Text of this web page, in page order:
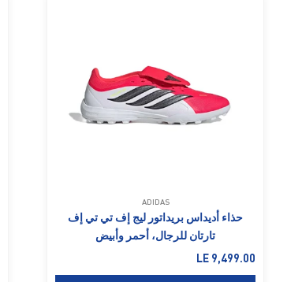
ADIDAS
حذاء أديداس بريداتور ليج إف تي تي إف
تارتان للرجال، أحمر وأبيض
السعر بعد الخصم
LE 9,499.00